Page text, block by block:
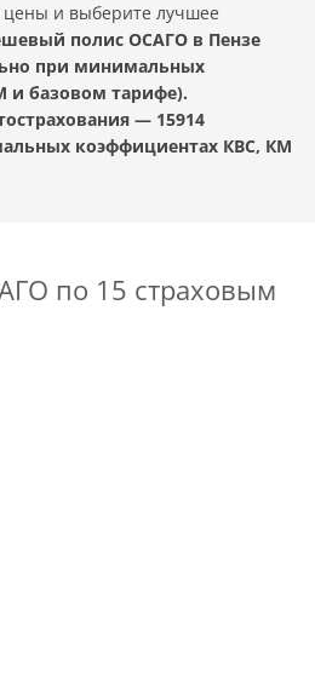
и выберите лучшее
полис ОСАГО в Пензе
при минимальных
и базовом тарифе).
— 15914
коэффициентах КВС, КМ
по 15 страховым